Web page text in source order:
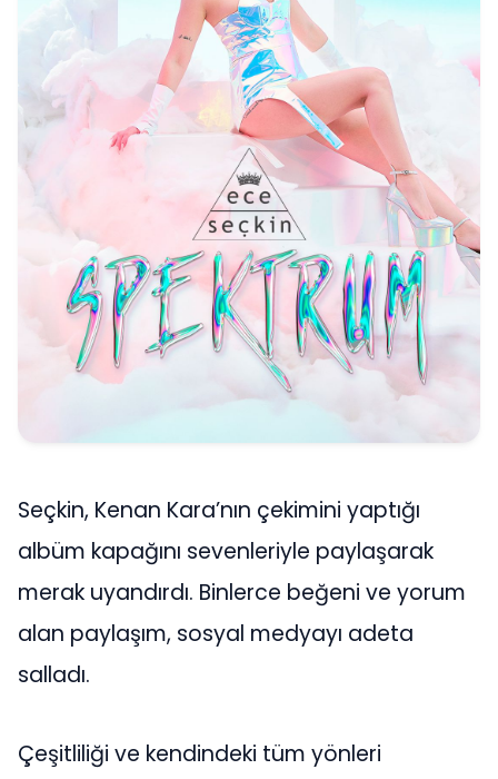
Seçkin, Kenan Kara’nın çekimini yaptığı
albüm kapağını sevenleriyle paylaşarak
merak uyandırdı. Binlerce beğeni ve yorum
alan paylaşım, sosyal medyayı adeta
salladı.
Çeşitliliği ve kendindeki tüm yönleri